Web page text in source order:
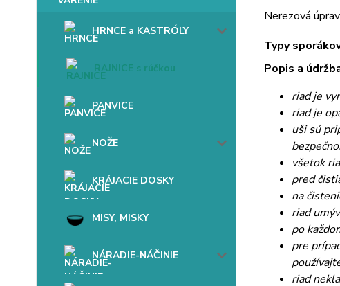
HRNCE a KASTRÓLY
RAJNICE s rúčkou
PANVICE
NOŽE
KRÁJACIE DOSKY
MISY, MISKY
NÁRADIE-NÁČINIE
Nerezová
Typy
Popis a
riad je
riad je
uši sú
všetok
pred
na
riad
po
pre
riad